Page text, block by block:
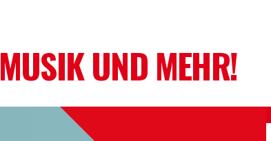
MUSIK UND MEHR!